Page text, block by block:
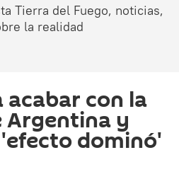
Tierra del Fuego, noticias,
la realidad
acabar con la
Argentina y
dominó'